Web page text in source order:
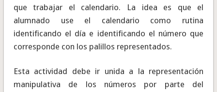
que trabajar el calendario. La idea es que el
alumnado use el calendario como rutina
identificando el día e identificando el número que
corresponde con los palillos representados.
Esta actividad debe ir unida a la representación
manipulativa de los números por parte del